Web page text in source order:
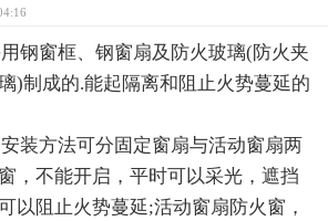
钢窗框、钢窗扇及防火玻璃(防火夹
)制成的.能起隔离和阻止火势蔓延的
装方法可分固定窗扇与活动窗扇两
，不能开启，平时可以采光，遮挡
以阻止火势蔓延;活动窗扇防火窗，